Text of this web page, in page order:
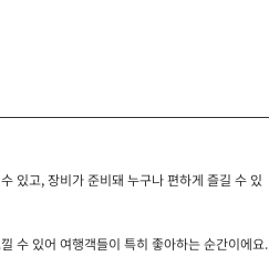
있고, 장비가 준비돼 누구나 편하게 즐길 수 있
수 있어 여행객들이 특히 좋아하는 순간이에요.